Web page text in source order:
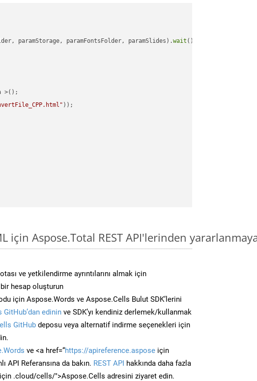
paramStorage, paramFontsFolder, paramSlides).wait ();
>();
için Aspose.Total REST API'lerinden
ve yetkilendirme ayrıntılarını almak için
bir hesap oluşturun
için Aspose.Words ve Aspose.Cells Bulut SDK’lerini
edinin ve SDK’yı kendiniz derlemek/kullanmak
GitHub deposu veya alternatif indirme seçenekleri için
ve <a href=“https://apireference.aspose için
API Referansına da bakın. REST API hakkında daha fazla
.cloud/cells/">Aspose.Cells adresini ziyaret edin.